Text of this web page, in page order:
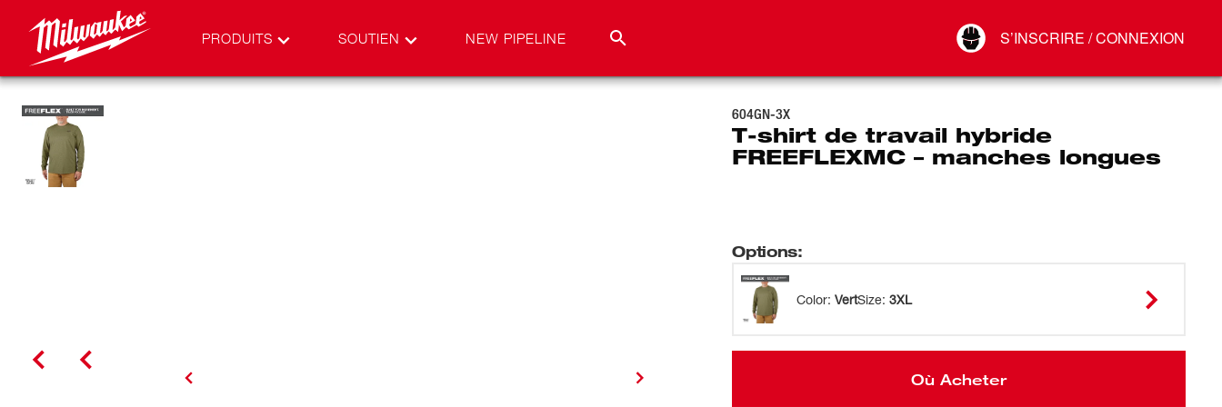
PRODUITS SOUTIEN NEW PIPELINE S’INSCRIRE / CONNEXION
Connect
604GN-3X
T-shirt de travail hybride
FREEFLEXMC – manches longues
Options:
Color: VertSize: 3XL
Où Acheter